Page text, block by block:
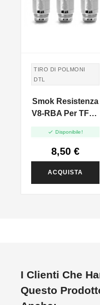
TIRO DI POLMONI
DTL
Smok Resistenza
V8-RBA Per TFV8
 Disponibile!
8,50 €
ACQUISTA
I Clienti Che
Questo